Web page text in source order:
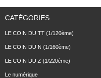
CATÉGORIES
LE COIN DU TT (1/120ème)
LE COIN DU N (1/160ème)
LE COIN DU Z (1/220ème)
Le numérique